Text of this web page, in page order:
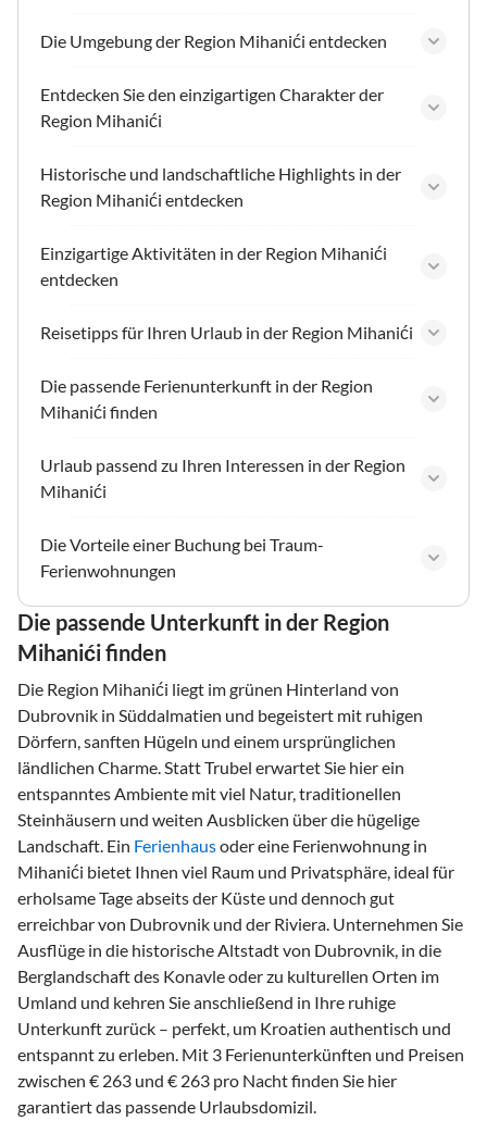
Die Umgebung der Region Mihanići entdecken
Entdecken Sie den einzigartigen Charakter der
Region Mihanići
Historische und landschaftliche Highlights in der
Region Mihanići entdecken
Einzigartige Aktivitäten in der Region Mihanići
entdecken
Reisetipps für Ihren Urlaub in der Region Mihanići
Die passende Ferienunterkunft in der Region
Mihanići finden
Urlaub passend zu Ihren Interessen in der Region
Mihanići
Die Vorteile einer Buchung bei Traum-
Ferienwohnungen
Die passende Unterkunft in der Region
Mihanići finden
Die Region Mihanići liegt im grünen Hinterland von
Dubrovnik in Süddalmatien und begeistert mit ruhigen
Dörfern, sanften Hügeln und einem ursprünglichen
ländlichen Charme. Statt Trubel erwartet Sie hier ein
entspanntes Ambiente mit viel Natur, traditionellen
Steinhäusern und weiten Ausblicken über die hügelige
Landschaft. Ein Ferienhausoder eine Ferienwohnung in
Mihanići bietet Ihnen viel Raum und Privatsphäre, ideal für
erholsame Tage abseits der Küste und dennoch gut
erreichbar von Dubrovnik und der Riviera. Unternehmen Sie
Ausflüge in die historische Altstadt von Dubrovnik, in die
Berglandschaft des Konavle oder zu kulturellen Orten im
Umland und kehren Sie anschließend in Ihre ruhige
Unterkunft zurück – perfekt, um Kroatien authentisch und
entspannt zu erleben. Mit 3 Ferienunterkünften und Preisen
zwischen € 263 und € 263 pro Nacht finden Sie hier
garantiert das passende Urlaubsdomizil.